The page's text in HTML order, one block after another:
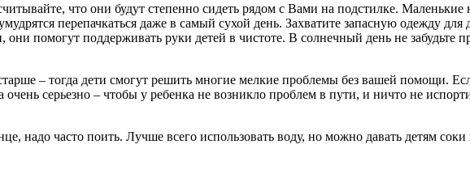
что они будут степенно сидеть рядом с Вами на подстилке. Маленькие
перепачкаться даже в самый сухой день. Захватите запасную одежду для
они помогут поддерживать руки детей в чистоте. В солнечный день не забудьте
– тогда дети смогут решить многие мелкие проблемы без вашей помощи.
серьезно – чтобы у ребенка не возникло проблем в пути, и ничто не
надо часто поить. Лучше всего использовать воду, но можно давать детям